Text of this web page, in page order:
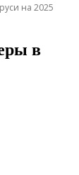
на 2025
в